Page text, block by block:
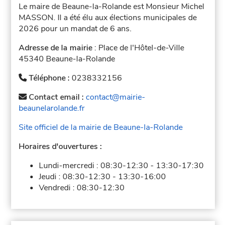
Le maire de Beaune-la-Rolande est Monsieur Michel
MASSON. Il a été élu aux élections municipales de
2026 pour un mandat de 6 ans.
Adresse de la mairie : Place de l'Hôtel-de-Ville
45340 Beaune-la-Rolande
Téléphone :0238332156
Contact email :contact@mairie-
beaunelarolande.fr
Site officiel de la mairie de Beaune-la-Rolande
Horaires d'ouvertures :
Lundi-mercredi :08:30-12:30 - 13:30-17:30
Jeudi :08:30-12:30 - 13:30-16:00
Vendredi :08:30-12:30